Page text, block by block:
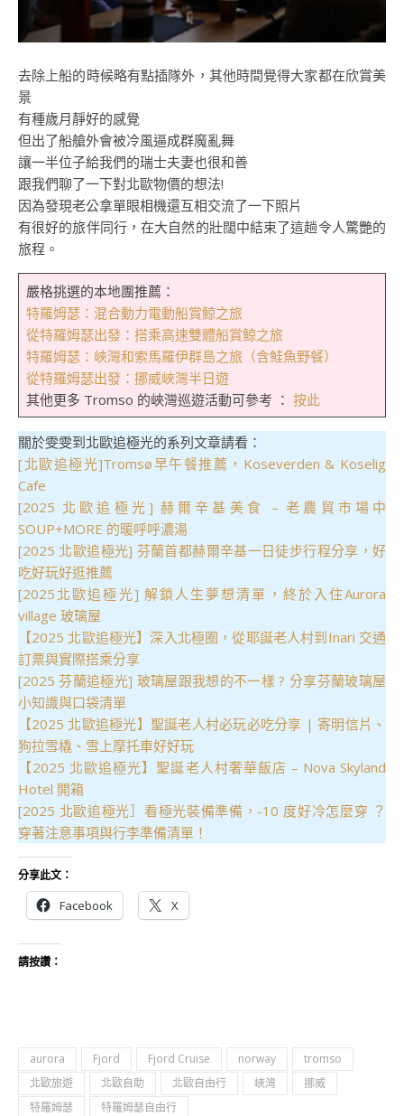
去除上船的時候略有點插隊外，其他時間覺得大家都在欣賞美
景
有種歲月靜好的感覺
但出了船艙外會被冷風逼成群魔亂舞
讓一半位子給我們的瑞士夫妻也很和善
跟我們聊了一下對北歐物價的想法!
因為發現老公拿單眼相機還互相交流了一下照片
有很好的旅伴同行，在大自然的壯闊中結束了這趟令人驚艷的
旅程。
嚴格挑選的本地團推薦：
特羅姆瑟：混合動力電動船賞鯨之旅
從特羅姆瑟出發：搭乘高速雙體船賞鯨之旅
特羅姆瑟：峽灣和索馬羅伊群島之旅（含鮭魚野餐）
從特羅姆瑟出發：挪威峽灣半日遊
其他更多 Tromso 的峽灣巡遊活動可參考 ： 按此
關於雯雯到北歐追極光的系列文章請看：
[北歐追極光]Tromsø早午餐推薦，Koseverden & Koselig
Cafe
[2025 北歐追極光] 赫爾辛基美食 – 老農貿市場中
SOUP+MORE 的暖呼呼濃湯
[2025 北歐追極光] 芬蘭首都赫爾辛基一日徒步行程分享，好
吃好玩好逛推薦
[2025北歐追極光] 解鎖人生夢想清單，終於入住Aurora
village 玻璃屋
【2025 北歐追極光】深入北極圈，從耶誕老人村到Inari 交通
訂票與實際搭乘分享
[2025 芬蘭追極光] 玻璃屋跟我想的不一樣 ? 分享芬蘭玻璃屋
小知識與口袋清單
【2025 北歐追極光】聖誕老人村必玩必吃分享 | 寄明信片、
狗拉雪橇、雪上摩托車好好玩
【2025 北歐追極光】聖誕老人村奢華飯店 – Nova Skyland
Hotel 開箱
[2025 北歐追極光］看極光裝備準備，-10 度好冷怎麼穿 ？
穿著注意事項與行李準備清單！
分享此文：
Facebook X
請按讚：
aurora Fjord Fjord Cruise norway
tromso
北歐旅遊
北歐自助 北歐自由行 峽灣
挪威
特羅姆瑟
特羅姆瑟自由行